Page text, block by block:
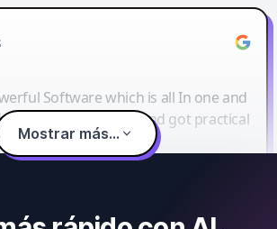
Software which is all In one and
their workshop and got practical
and tricks.
Mostrar más...